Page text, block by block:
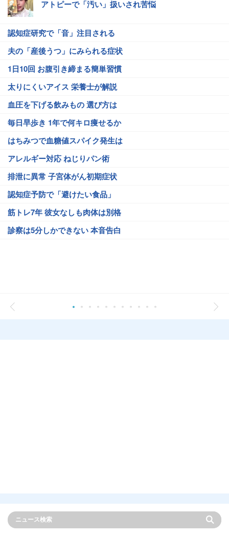
アトピーで「汚い」扱いされ苦悩
認知症研究で「音」注目される
夫の「産後うつ」にみられる症状
1日10回 お腹引き締まる簡単習慣
太りにくいアイス 栄養士が解説
血圧を下げる飲みもの 選び方は
毎日早歩き 1年で何キロ痩せるか
はちみつで血糖値スパイク発生は
アレルギー対応 ねじりパン術
排泄に異常 子宮体がん初期症状
認知症予防で「避けたい食品」
筋トレ7年 彼女なしも肉体は別格
診察は5分しかできない 本音告白